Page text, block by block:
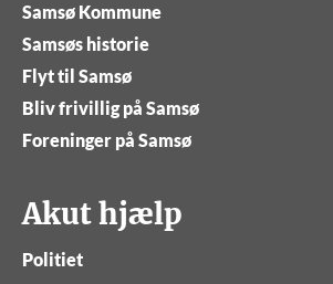
Samsø Kommune
Samsøs historie
Flyt til Samsø
Bliv frivillig på Samsø
Foreninger på Samsø
Akut hjælp
Politiet